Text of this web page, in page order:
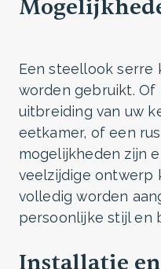
Een steellook serre
worden gebruikt. Of
uitbreiding van uw
eetkamer, of een
mogelijkheden zijn
veelzijdige ontwerp
volledig worden
persoonlijke stijl en
Installatie